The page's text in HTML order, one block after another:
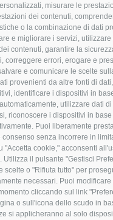
misurare le
dei contenuti,
o la combinazione di dati
e migliorare i servizi, utilizzare
contenuti, garantire la
correggere errori, erogare e
e comunicare le scelte
provenienti da altre fonti di dati,
identificare i dispositivi in
utilizzare dati di
riconoscere i dispositivi in base
Puoi liberamente
senza incorrere in
"Accetta cookie," acconsenti
Utilizza il pulsante "Gestisci
scelte o "Rifiuta tutto" per
necessari. Puoi modificare
cliccando sul link
o sull'icona dello scudo in
si applicheranno al solo